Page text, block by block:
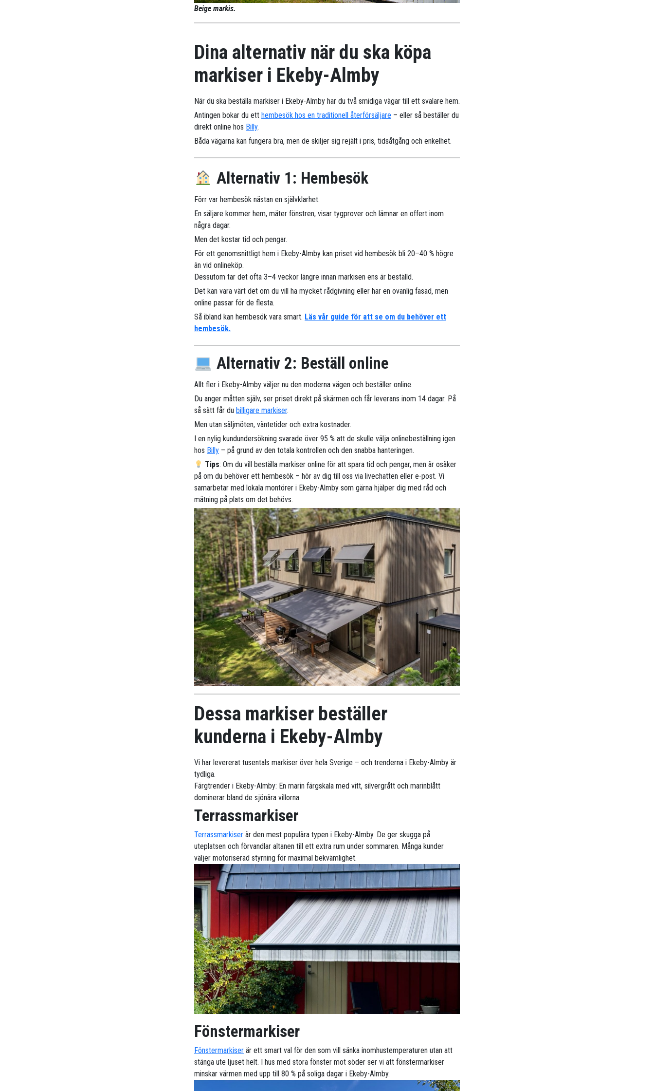
Beige markis.
Dina alternativ när du ska köpa
markiser i Ekeby-Almby
När du ska beställa markiser i Ekeby-Almby har du två smidiga vägar till ett svalare hem.
Antingen bokar du ett hembesök hos en traditionell återförsäljare – eller så beställer du
direkt online hos Billy.
Båda vägarna kan fungera bra, men de skiljer sig rejält i pris, tidsåtgång och enkelhet.
Alternativ 1: Hembesök
Förr var hembesök nästan en självklarhet.
En säljare kommer hem, mäter fönstren, visar tygprover och lämnar en offert inom
några dagar.
Men det kostar tid och pengar.
För ett genomsnittligt hem i Ekeby-Almby kan priset vid hembesök bli 20–40 % högre
än vid onlineköp.
Dessutom tar det ofta 3–4 veckor längre innan markisen ens är beställd.
Det kan vara värt det om du vill ha mycket rådgivning eller har en ovanlig fasad, men
online passar för de flesta.
Så ibland kan hembesök vara smart. Läs vår guide för att se om du behöver ett
hembesök.
Alternativ 2: Beställ online
Allt fler i Ekeby-Almby väljer nu den moderna vägen och beställer online.
Du anger måtten själv, ser priset direkt på skärmen och får leverans inom 14 dagar. På
så sätt får du billigare markiser.
Men utan säljmöten, väntetider och extra kostnader.
I en nylig kundundersökning svarade över 95 % att de skulle välja onlinebeställning igen
hos Billy – på grund av den totala kontrollen och den snabba hanteringen.
Tips: Om du vill beställa markiser online för att spara tid och pengar, men är osäker
på om du behöver ett hembesök – hör av dig till oss via livechatten eller e-post. Vi
samarbetar med lokala montörer i Ekeby-Almby som gärna hjälper dig med råd och
mätning på plats om det behövs.
Dessa markiser beställer
kunderna i Ekeby-Almby
Vi har levererat tusentals markiser över hela Sverige – och trenderna i Ekeby-Almby är
tydliga.
Färgtrender i Ekeby-Almby: En marin färgskala med vitt, silvergrått och marinblått
dominerar bland de sjönära villorna.
Terrassmarkiser
Terrassmarkiser är den mest populära typen i Ekeby-Almby. De ger skugga på
uteplatsen och förvandlar altanen till ett extra rum under sommaren. Många kunder
väljer motoriserad styrning för maximal bekvämlighet.
Fönstermarkiser
Fönstermarkiser är ett smart val för den som vill sänka inomhustemperaturen utan att
stänga ute ljuset helt. I hus med stora fönster mot söder ser vi att fönstermarkiser
minskar värmen med upp till 80 % på soliga dagar i Ekeby-Almby.